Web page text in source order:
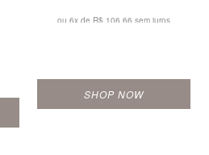
ou 6x de R$ 106,66 sem juros
SHOP NOW